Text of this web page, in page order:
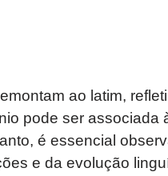
ao latim,
pode ser associada
é essencial
e da evolução